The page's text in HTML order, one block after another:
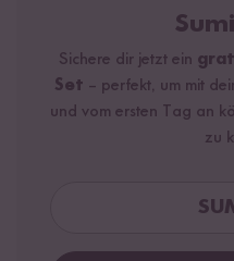
Sichere dir jetzt ein
Set – perfekt, um mit
und vom ersten Tag an
zu